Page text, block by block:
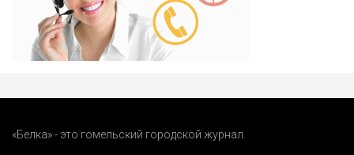
«Белка» - это гомельский городской журнал.